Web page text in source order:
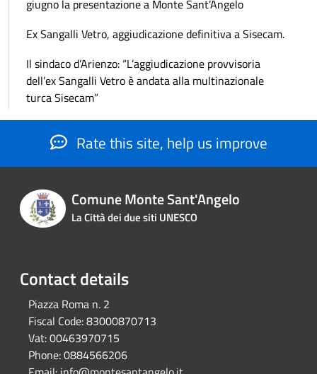
giugno la presentazione a Monte Sant’Angelo
Ex Sangalli Vetro, aggiudicazione definitiva a Sisecam.
Il sindaco d’Arienzo: “L’aggiudicazione provvisoria
dell’ex Sangalli Vetro è andata alla multinazionale
turca Sisecam”
Rate this site, help us improve
Comune Monte Sant'Angelo
La Città dei due siti UNESCO
Contact details
Piazza Roma n. 2
Fiscal Code:83000870713
Vat:00463970715
Phone:0884566206